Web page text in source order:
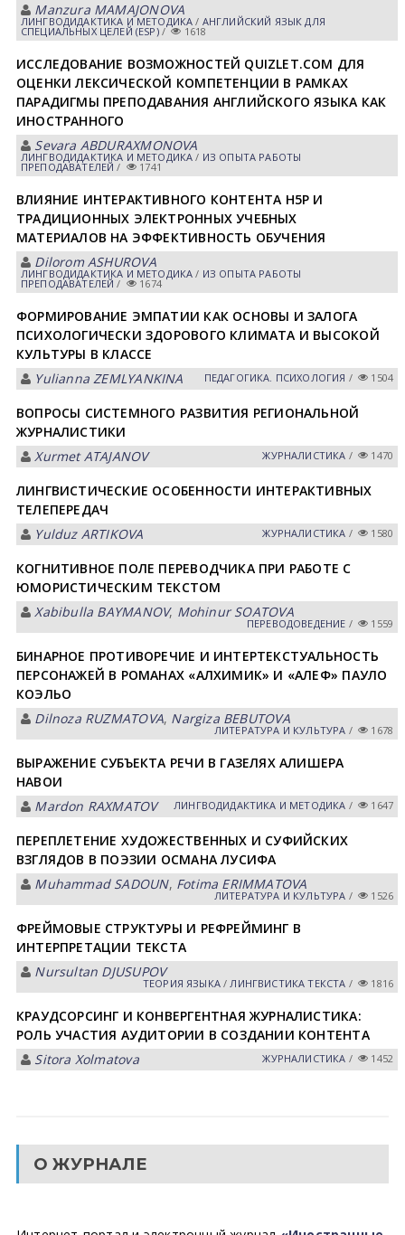
Manzura MAMAJONOVA
ЛИНГВОДИДАКТИКА И МЕТОДИКА / АНГЛИЙСКИЙ ЯЗЫК ДЛЯ
СПЕЦИАЛЬНЫХ ЦЕЛЕЙ (ESP)/ 1618
ИССЛЕДОВАНИЕ ВОЗМОЖНОСТЕЙ QUIZLET.COM ДЛЯ
ОЦЕНКИ ЛЕКСИЧЕСКОЙ КОМПЕТЕНЦИИ В РАМКАХ
ПАРАДИГМЫ ПРЕПОДАВАНИЯ АНГЛИЙСКОГО ЯЗЫКА КАК
ИНОСТРАННОГО
Sevara ABDURAXMONOVA
ЛИНГВОДИДАКТИКА И МЕТОДИКА / ИЗ ОПЫТА РАБОТЫ
ПРЕПОДАВАТЕЛЕЙ / 1741
ВЛИЯНИЕ ИНТЕРАКТИВНОГО КОНТЕНТА H5P И
ТРАДИЦИОННЫХ ЭЛЕКТРОННЫХ УЧЕБНЫХ
МАТЕРИАЛОВ НА ЭФФЕКТИВНОСТЬ ОБУЧЕНИЯ
Dilorom АSHUROVА
ЛИНГВОДИДАКТИКА И МЕТОДИКА / ИЗ ОПЫТА РАБОТЫ
ПРЕПОДАВАТЕЛЕЙ / 1674
ФОРМИРОВАНИЕ ЭМПАТИИ КАК ОСНОВЫ И ЗАЛОГА
ПСИХОЛОГИЧЕСКИ ЗДОРОВОГО КЛИМАТА И ВЫСОКОЙ
КУЛЬТУРЫ В КЛАССЕ
Yulianna ZEMLYANKINА
ПЕДАГОГИКА. ПСИХОЛОГИЯ / 1504
ВОПРОСЫ СИСТЕМНОГО РАЗВИТИЯ РЕГИОНАЛЬНОЙ
ЖУРНАЛИСТИКИ
Xurmet ATAJANOV
ЖУРНАЛИСТИКА / 1470
ЛИНГВИСТИЧЕСКИЕ ОСОБЕННОСТИ ИНТЕРАКТИВНЫХ
ТЕЛЕПЕРЕДАЧ
Yulduz АRTIKOVА
ЖУРНАЛИСТИКА / 1580
КОГНИТИВНОЕ ПОЛЕ ПЕРЕВОДЧИКА ПРИ РАБОТЕ С
ЮМОРИСТИЧЕСКИМ ТЕКСТОМ
Xabibulla BAYMANOV, Mohinur SOATOVA
ПЕРЕВОДОВЕДЕНИЕ / 1559
БИНАРНОЕ ПРОТИВОРЕЧИЕ И ИНТЕРТЕКСТУАЛЬНОСТЬ
ПЕРСОНАЖЕЙ В РОМАНАХ «АЛХИМИК» И «АЛЕФ» ПАУЛО
КОЭЛЬО
Dilnoza RUZMАTOVА, Nargiza BEBUTOVA
ЛИТЕРАТУРА И КУЛЬТУРА / 1678
ВЫРАЖЕНИЕ СУБЪЕКТА РЕЧИ В ГАЗЕЛЯХ АЛИШЕРА
НАВОИ
Mardon RAXMATOV
ЛИНГВОДИДАКТИКА И МЕТОДИКА / 1647
ПЕРЕПЛЕТЕНИЕ ХУДОЖЕСТВЕННЫХ И СУФИЙСКИХ
ВЗГЛЯДОВ В ПОЭЗИИ ОСМАНА ЛУСИФА
Muhammad SADOUN, Fotima ERIMMATOVA
ЛИТЕРАТУРА И КУЛЬТУРА / 1526
ФРЕЙМОВЫЕ СТРУКТУРЫ И РЕФРЕЙМИНГ В
ИНТЕРПРЕТАЦИИ ТЕКСТА
Nursultan DJUSUPOV
ТЕОРИЯ ЯЗЫКА/ЛИНГВИСТИКА ТЕКСТА / 1816
КРАУДСОРСИНГ И КОНВЕРГЕНТНАЯ ЖУРНАЛИСТИКА:
РОЛЬ УЧАСТИЯ АУДИТОРИИ В СОЗДАНИИ КОНТЕНТА
Sitora Xolmatova
ЖУРНАЛИСТИКА / 1452
О ЖУРНАЛЕ